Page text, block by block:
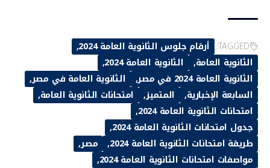
TAGGED: أرقام جلوس الثانوية العامة 2024
الثانوية العامة
الثانوية العامة 2024
الثانوية العامة 2024 في مصر
الثانوية العامة في مصر
السابعة الإخبارية
المتميز
امتحانات الثانوية العامة
امتحانات الثانوية العامة 2024
جدول امتحانات الثانوية العامة 2024
طريقة امتحانات الثانوية العامة 2024
مصر
مواصفات امتحانات الثانوية العامة 2024